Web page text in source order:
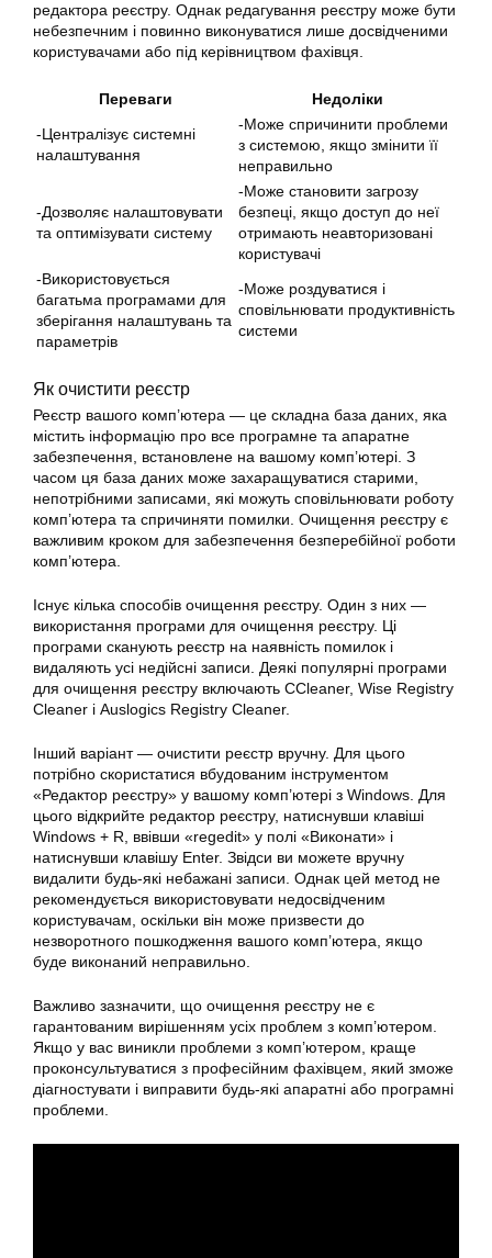
редактора реєстру. Однак редагування реєстру може бути
небезпечним і повинно виконуватися лише досвідченими
користувачами або під керівництвом фахівця.
Переваги
Недоліки
-Централізує системні
налаштування
-Може спричинити проблеми
з системою, якщо змінити її
неправильно
-Дозволяє налаштовувати
та оптимізувати систему
-Може становити загрозу
безпеці, якщо доступ до неї
отримають неавторизовані
користувачі
-Використовується
багатьма програмами для
зберігання налаштувань та
параметрів
-Може роздуватися і
сповільнювати продуктивність
системи
Як очистити реєстр
Реєстр вашого комп’ютера — це складна база даних, яка
містить інформацію про все програмне та апаратне
забезпечення, встановлене на вашому комп’ютері. З
часом ця база даних може захаращуватися старими,
непотрібними записами, які можуть сповільнювати роботу
комп’ютера та спричиняти помилки. Очищення реєстру є
важливим кроком для забезпечення безперебійної роботи
комп’ютера.
Існує кілька способів очищення реєстру. Один з них —
використання програми для очищення реєстру. Ці
програми сканують реєстр на наявність помилок і
видаляють усі недійсні записи. Деякі популярні програми
для очищення реєстру включають CCleaner, Wise Registry
Cleaner і Auslogics Registry Cleaner.
Інший варіант — очистити реєстр вручну. Для цього
потрібно скористатися вбудованим інструментом
«Редактор реєстру» у вашому комп’ютері з Windows. Для
цього відкрийте редактор реєстру, натиснувши клавіші
Windows + R, ввівши «regedit» у полі «Виконати» і
натиснувши клавішу Enter. Звідси ви можете вручну
видалити будь-які небажані записи. Однак цей метод не
рекомендується використовувати недосвідченим
користувачам, оскільки він може призвести до
незворотного пошкодження вашого комп’ютера, якщо
буде виконаний неправильно.
Важливо зазначити, що очищення реєстру не є
гарантованим вирішенням усіх проблем з комп’ютером.
Якщо у вас виникли проблеми з комп’ютером, краще
проконсультуватися з професійним фахівцем, який зможе
діагностувати і виправити будь-які апаратні або програмні
проблеми.